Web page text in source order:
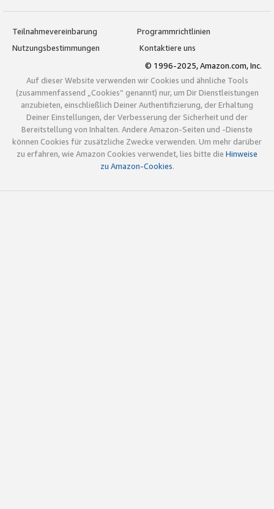
Teilnahmevereinbarung
Programmrichtlinien
Nutzungsbestimmungen
Kontaktiere uns
© 1996-2025, Amazon.com, Inc.
Auf dieser Website verwenden wir Cookies und ähnliche Tools
(zusammenfassend „Cookies“ genannt) nur, um Dir Dienstleistungen
anzubieten, einschließlich Deiner Authentifizierung, der Erhaltung
Deiner Einstellungen, der Verbesserung der Sicherheit und der
Bereitstellung von Inhalten. Andere Amazon-Seiten und -Dienste
können Cookies für zusätzliche Zwecke verwenden. Um mehr darüber
zu erfahren, wie Amazon Cookies verwendet, lies bitte die Hinweise
zu Amazon-Cookies.